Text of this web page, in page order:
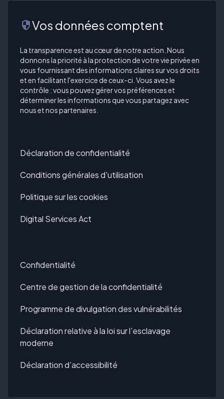
securityVos données comptent
La transparence est au cœur de notre action. Nous
donnons la priorité à la protection de votre vie privée en
vous fournissant des informations claires sur vos droits
et en facilitant l'exercice de ceux-ci. Vous avez le
contrôle : vous pouvez gérer vos préférences et
déterminer les informations que vous partagez avec
nous et nos partenaires.
Déclaration de confidentialité
Conditions générales d'utilisation
Politique sur les cookies
Digital Services Act
Confidentialité
Centre de gestion de la confidentialité
Programme de divulgation des vulnérabilités
Déclaration relative à la loi sur l’esclavage
moderne
Déclaration d’accessibilité